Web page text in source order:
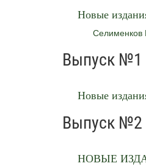
Новые
Выпуск №1
Новые
Выпуск №2
НОВЫЕ